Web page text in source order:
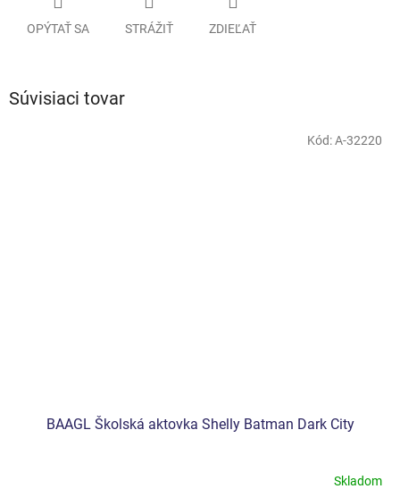
OPÝTAŤ SA STRÁŽIŤ ZDIEĽAŤ
Súvisiaci tovar
BAAGL Školská aktovka Shelly Batman Dark City
Skladom
Kód:A-32220